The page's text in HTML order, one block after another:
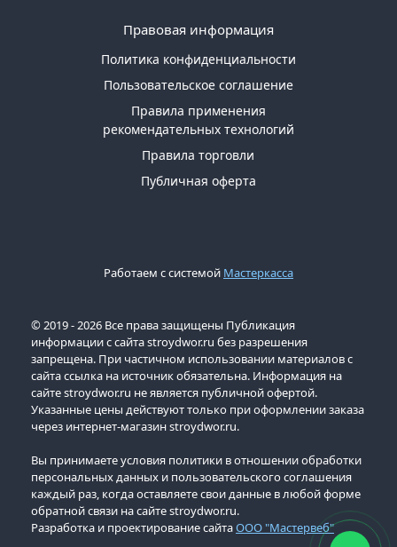
Правовая информация
Политика конфиденциальности
Пользовательское соглашение
Правила применения
рекомендательных технологий
Правила торговли
Публичная оферта
Работаем с системой Мастеркасса
© 2019 - 2026 Все права защищены Публикация
информации с сайта stroydwor.ru без разрешения
запрещена. При частичном использовании материалов с
сайта ссылка на источник обязательна. Информация на
сайте stroydwor.ru не является публичной офертой.
Указанные цены действуют только при оформлении заказа
через интернет-магазин stroydwor.ru.
Вы принимаете условия политики в отношении обработки
персональных данных и пользовательского соглашения
каждый раз, когда оставляете свои данные в любой форме
обратной связи на сайте stroydwor.ru.
Разработка и проектирование сайтаООО "Мастервеб"